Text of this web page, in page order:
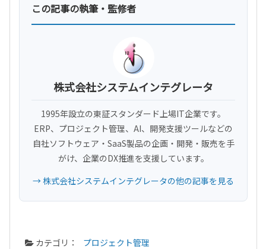
この記事の執筆・監修者
株式会社システムインテグレータ
1995年設立の東証スタンダード上場IT企業です。
ERP、プロジェクト管理、AI、開発支援ツールなどの
自社ソフトウェア・SaaS製品の企画・開発・販売を手
がけ、企業のDX推進を支援しています。
→ 株式会社システムインテグレータの他の記事を見る
カテゴリ： プロジェクト管理